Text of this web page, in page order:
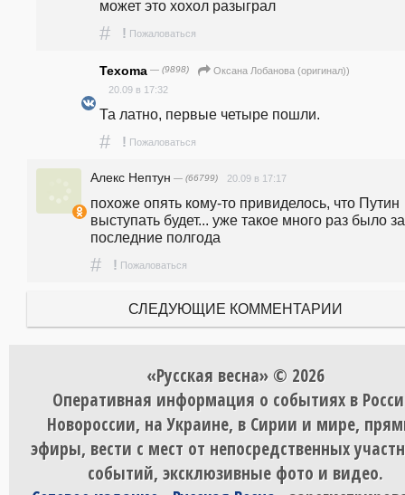
может это хохол разыграл
# ! Пожаловаться
Texoma — (9898)
Оксана Лобанова (оригинал))
20.09 в 17:32
Та латно, первые четыре пошли.
# ! Пожаловаться
Алекс Нептун — (66799) 20.09 в 17:17
похоже опять кому-то привиделось, что Путин
выступать будет... уже такое много раз было за
последние полгода
# ! Пожаловаться
СЛЕДУЮЩИЕ КОММЕНТАРИИ
«Русская весна» © 2026
Оперативная информация о событиях в
Новороссии, на Украине, в Сирии и мире,
эфиры, вести с мест от непосредственных
событий, эксклюзивные фото и видео.